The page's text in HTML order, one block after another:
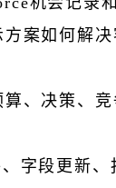
案如何解
、决策、
字段更新、